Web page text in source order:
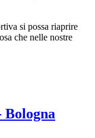
si possa riaprire
che nelle nostre
Bologna